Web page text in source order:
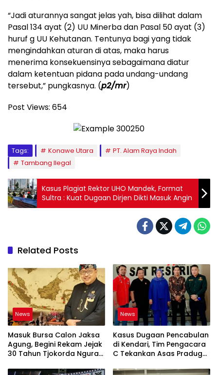
“Jadi aturannya sangat jelas yah, bisa dilihat dalam
Pasal 134 ayat (2) UU Minerba dan Pasal 50 ayat (3)
huruf g UU Kehutanan. Tentunya bagi yang tidak
mengindahkan aturan di atas, maka harus
menerima konsekuensinya sebagaimana diatur
dalam ketentuan pidana pada undang-undang
tersebut,” pungkasnya. (p2/mr)
Post Views: 654
Tags: Konawe Utara
PT. Alam Raya Indah
Tambang Ilegal
Kasus Plagiat Rektor UHO Mandek, Format
Sultra : Kuat Dugaan Dirjen Dikti Masuk Angin
Related Posts
News
Masuk Bursa Calon Jaksa
Agung, Begini Rekam Jejak
30 Tahun Tjokorda Ngurah
News
Kasus Dugaan Pencabulan
di Kendari, Tim Pengacara
C Tekankan Asas Praduga